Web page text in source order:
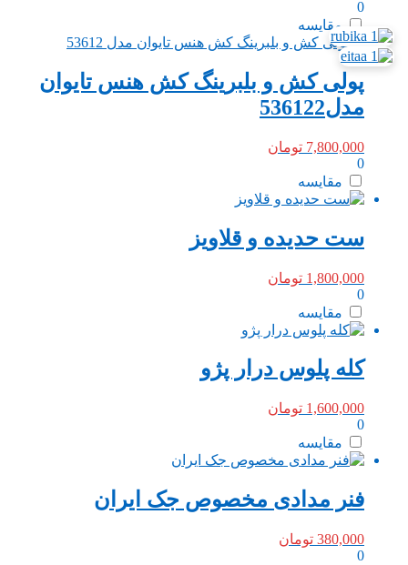
0
مقایسه
پولی کش و بلبرینگ کش هنس تایوان
مدل536122
7,800,000 تومان
0
مقایسه
ست حدیده و قلاویز
1,800,000 تومان
0
مقایسه
کله پلوس درار پژو
1,600,000 تومان
0
مقایسه
فنر مدادی مخصوص جک ایران
380,000 تومان
0